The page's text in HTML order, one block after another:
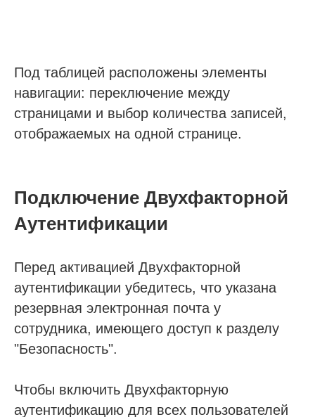
Под таблицей расположены элементы
навигации: переключение между
страницами и выбор количества записей,
отображаемых на одной странице.
Подключение Двухфакторной
Аутентификации
Перед активацией Двухфакторной
аутентификации убедитесь, что указана
резервная электронная почта у
сотрудника, имеющего доступ к разделу
"Безопасность".
Чтобы включить Двухфакторную
аутентификацию для всех пользователей